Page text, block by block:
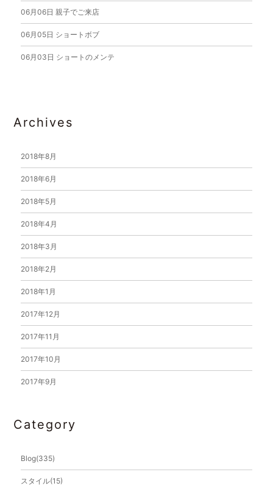
06月06日 親子でご来店
06月05日 ショートボブ
06月03日 ショートのメンテ
Archives
2018年8月
2018年6月
2018年5月
2018年4月
2018年3月
2018年2月
2018年1月
2017年12月
2017年11月
2017年10月
2017年9月
2017年7月
2017年3月
Category
Blog(335)
スタイル(15)